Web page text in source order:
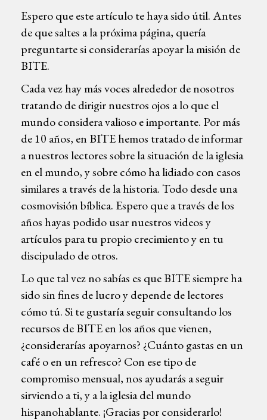
Espero que este artículo te haya sido útil. Antes
de que saltes a la próxima página, quería
preguntarte si considerarías apoyar la misión de
BITE.
Cada vez hay más voces alrededor de nosotros
tratando de dirigir nuestros ojos a lo que el
mundo considera valioso e importante. Por más
de 10 años, en BITE hemos tratado de informar
a nuestros lectores sobre la situación de la iglesia
en el mundo, y sobre cómo ha lidiado con casos
similares a través de la historia. Todo desde una
cosmovisión bíblica. Espero que a través de los
años hayas podido usar nuestros videos y
artículos para tu propio crecimiento y en tu
discipulado de otros.
Lo que tal vez no sabías es que BITE siempre ha
sido sin fines de lucro y depende de lectores
cómo tú. Si te gustaría seguir consultando los
recursos de BITE en los años que vienen,
¿considerarías apoyarnos? ¿Cuánto gastas en un
café o en un refresco? Con ese tipo de
compromiso mensual, nos ayudarás a seguir
sirviendo a ti, y a la iglesia del mundo
hispanohablante. ¡Gracias por considerarlo!